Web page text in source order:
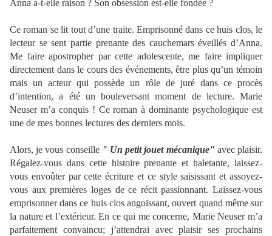
Anna a-t-elle raison ? Son obsession est-elle fondée ?
Ce roman se lit tout d’une traite. Emprisonné dans ce huis clos, le
lecteur se sent partie prenante des cauchemars éveillés d’Anna.
Me faire apostropher par cette adolescente, me faire impliquer
directement dans le cours des événements, être plus qu’un témoin
mais un acteur qui possède un rôle de juré dans ce procès
d’intention, a été un bouleversant moment de lecture. Marie
Neuser m’a conquis ! Ce roman à dominante psychologique est
une de mes bonnes lectures des derniers mois.
Alors, je vous conseille " Un petit jouet mécanique" avec plaisir.
Régalez-vous dans cette histoire prenante et haletante, laissez-
vous envoûter par cette écriture et ce style saisissant et assoyez-
vous aux premières loges de ce récit passionnant. Laissez-vous
emprisonner dans ce huis clos angoissant, ouvert quand même sur
la nature et l’extérieur. En ce qui me concerne, Marie Neuser m’a
parfaitement convaincu; j’attendrai avec plaisir ses prochains